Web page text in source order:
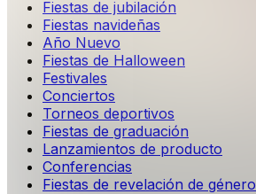
Fiestas de jubilación
Fiestas navideñas
Año Nuevo
Fiestas de Halloween
Festivales
Conciertos
Torneos deportivos
Fiestas de graduación
Lanzamientos de producto
Conferencias
Fiestas de revelación de género